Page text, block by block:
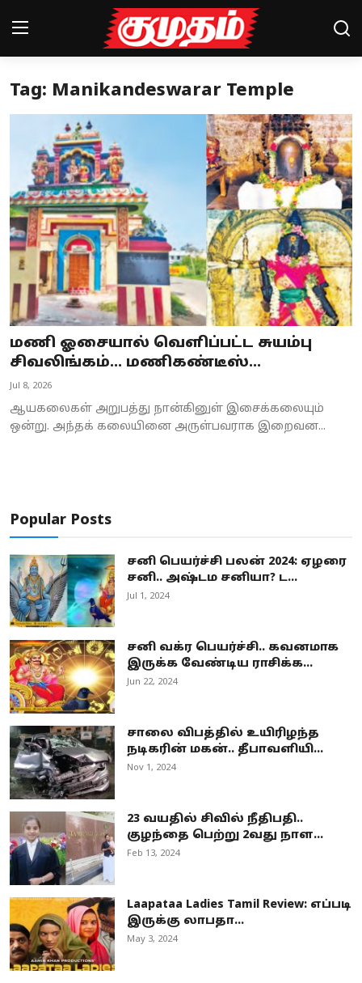
Home
Magazines
Games
Cinema
Videos
Health
Sports
Special Story
Business
Crime
World
Astrology
Spirituality
Weather
Politics
Tag: Manikandeswarar Temple
மணி ஓசையால் வெளிப்பட்ட சுயம்பு
சிவலிங்கம்... மணிகண்டீஸ்...
Jul 8, 2026
ஆயகலைகள் அறுபத்து நான்கினுள் இசைக்கலையும்
ஒன்று. அந்தக் கலையினை அருள்பவராக இறைவன...
Popular Posts
சனி பெயர்ச்சி பலன் 2024: ஏழரை
சனி.. அஷ்டம சனியா? ட...
Jul 1, 2024
சனி வக்ர பெயர்ச்சி.. கவனமாக
இருக்க வேண்டிய ராசிக்க...
Jun 22, 2024
சாலை விபத்தில் உயிரிழந்த
நடிகரின் மகன்.. தீபாவளியி...
Nov 1, 2024
23 வயதில் சிவில் நீதிபதி..
குழந்தை பெற்று 2வது நாள...
Feb 13, 2024
Laapataa Ladies Tamil Review: எப்படி
இருக்கு லாபதா...
May 3, 2024